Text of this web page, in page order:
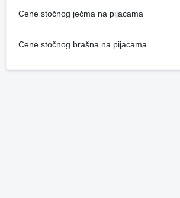
Cene stočnog ječma na pijacama
Cene stočnog brašna na pijacama